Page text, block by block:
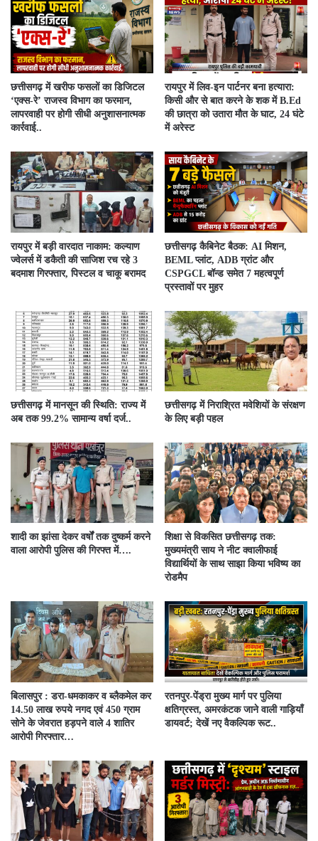
​छत्तीसगढ़ में खरीफ फसलों का डिजिटल
‘एक्स-रे’ राजस्व विभाग का फरमान,
लापरवाही पर होगी सीधी अनुशासनात्मक
कार्रवाई..
रायपुर में लिव-इन पार्टनर बना हत्यारा:
किसी और से बात करने के शक में B.Ed
की छात्रा को उतारा मौत के घाट, 24 घंटे
में अरेस्ट
रायपुर में बड़ी वारदात नाकाम: कल्याण
ज्वेलर्स में डकैती की साजिश रच रहे 3
बदमाश गिरफ्तार, पिस्टल व चाकू बरामद
छत्तीसगढ़ कैबिनेट बैठक: AI मिशन,
BEML प्लांट, ADB ग्रांट और
CSPGCL बॉन्ड समेत 7 महत्वपूर्ण
प्रस्तावों पर मुहर
छत्तीसगढ़ में मानसून की स्थिति: राज्य में
अब तक 99.2% सामान्य वर्षा दर्ज..
छत्तीसगढ़ में निराश्रित मवेशियों के संरक्षण
के लिए बड़ी पहल
शादी का झांसा देकर वर्षों तक दुष्कर्म करने
वाला आरोपी पुलिस की गिरफ्त में….
शिक्षा से विकसित छत्तीसगढ़ तक:
मुख्यमंत्री साय ने नीट क्वालीफाई
विद्यार्थियों के साथ साझा किया भविष्य का
रोडमैप
बिलासपुर : डरा-धमकाकर व ब्लैकमेल कर
14.50 लाख रुपये नगद एवं 450 ग्राम
सोने के जेवरात हड़पने वाले 4 शातिर
आरोपी गिरफ्तार…
रतनपुर-पेंड्रा मुख्य मार्ग पर पुलिया
क्षतिग्रस्त, अमरकंटक जाने वाली गाड़ियाँ
डायवर्ट; देखें नए वैकल्पिक रूट..